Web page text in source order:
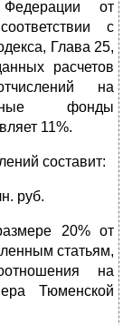
Федерации от
с
Глава 25,
расчетов
на
фонды
11%.
составит:
руб.
20% от
статьям,
на
Тюменской